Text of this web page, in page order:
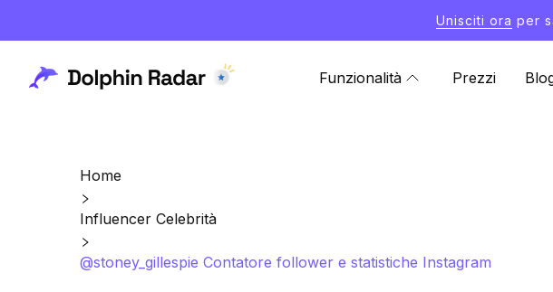
Unisciti ora per
Funzionalità Prezzi
Home
Influencer Celebrità
@stoney_gillespie Contatore follower e statistiche Instagram